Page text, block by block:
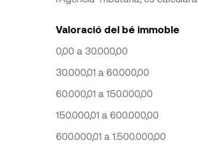
Valoració del bé immoble
0,00 a 30.000,00
30.000,01 a 60.000,00
60.000,01 a 150.000,00
150.000,01 a 600.000,00
600.000,01 a 1.500.000,00